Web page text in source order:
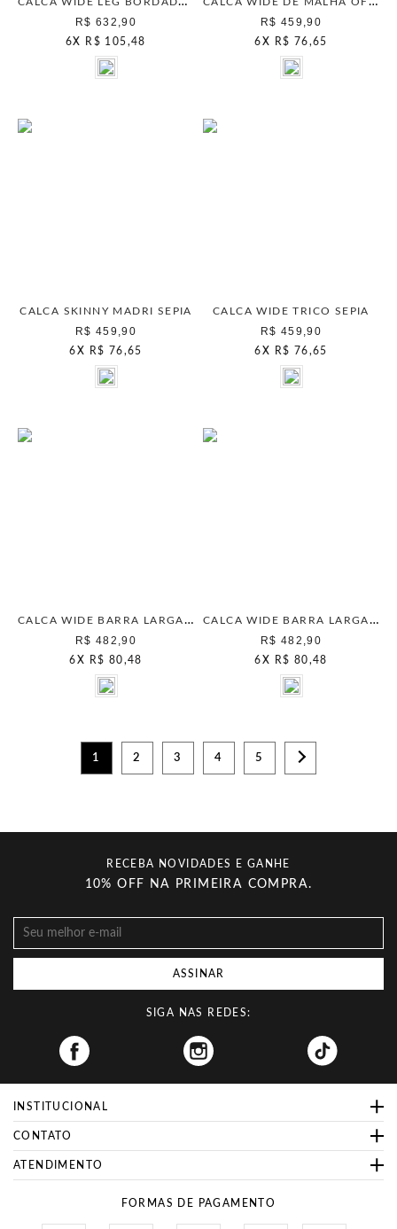
R$ 632,90
6X R$ 105,48
R$ 459,90
6X R$ 76,65
CALCA SKINNY MADRI SEPIA
R$ 459,90
6X R$ 76,65
CALCA WIDE TRICO SEPIA
R$ 459,90
6X R$ 76,65
CALCA WIDE BARRA LARGA BERRY
R$ 482,90
6X R$ 80,48
CALCA WIDE BARRA LARGA SEPIA
R$ 482,90
6X R$ 80,48
1 2 3 4 5
RECEBA NOVIDADES E GANHE
10% OFF NA PRIMEIRA COMPRA.
ASSINAR
SIGA NAS REDES:
Facebook
INSTITUCIONAL
CONTATO
ATENDIMENTO
FORMAS DE PAGAMENTO